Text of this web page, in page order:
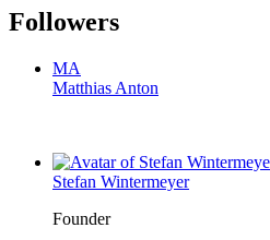
Followers
MA
Matthias Anton
Stefan Wintermeyer
Founder